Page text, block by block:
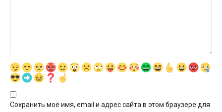
Сохранить моё имя, email и адрес сайта в этом браузере для